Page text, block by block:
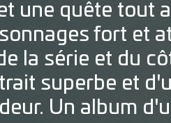
une quête tout
fort et
la série et du
superbe et
Un album